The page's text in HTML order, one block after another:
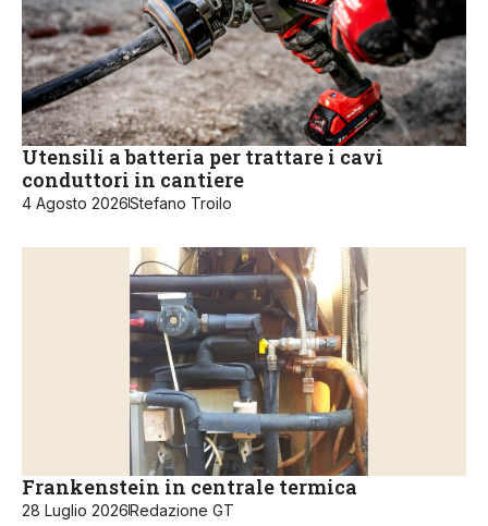
Utensili a batteria per trattare i cavi
conduttori in cantiere
4 Agosto 2026Stefano Troilo
Frankenstein in centrale termica
28 Luglio 2026Redazione GT